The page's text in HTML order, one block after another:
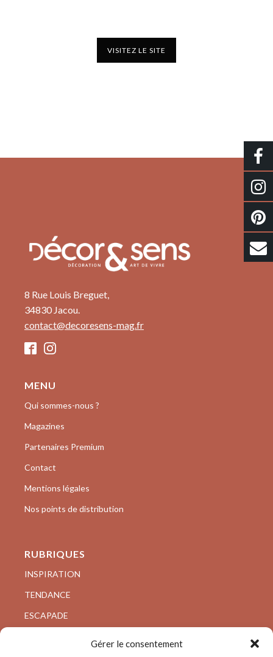
Gérer le consentement
VISITEZ LE SITE
8 Rue Louis Breguet,
34830 Jacou.
contact@decoresens-mag.fr
MENU
Qui sommes-nous ?
Magazines
Partenaires Premium
Contact
Mentions légales
Nos points de distribution
RUBRIQUES
INSPIRATION
TENDANCE
ESCAPADE